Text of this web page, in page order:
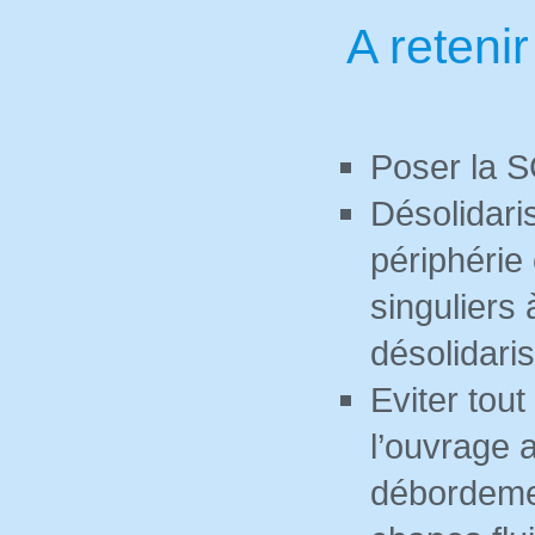
A retenir
Poser la
singuliers
Eviter
l’ouvrage